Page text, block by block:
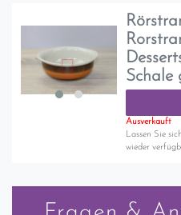
Schale
Ausverkauft
Lassen Sie
wieder